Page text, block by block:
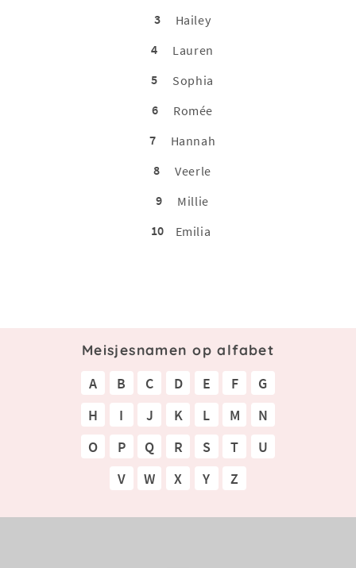
3
Hailey
4
Lauren
5
Sophia
6
Romée
7
Hannah
8
Veerle
9
Millie
10
Emilia
Meisjesnamen op alfabet
A B C D E F
G
H
I J K L M
N
O
P Q R S T
U
V
W X Y Z